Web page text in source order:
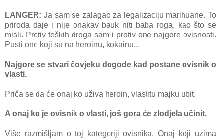
LANGER: Ja sam se zalagao za legalizaciju marihuane. To
priroda daje i nije onakav bauk niti baba roga, kao što se
misli. Protiv teških droga sam i protiv one najgore ovisnosti.
Pusti one koji su na heroinu, kokainu...
Najgore se stvari čovjeku dogode kad postane ovisnik o
vlasti.
Priča se da će onaj ko uživa heroin, vlastitu majku ubit.
A onaj ko je ovisnik o vlasti, još gora će zlodjela učinit.
Više razmišljam o toj kategoriji ovisnika. Onaj koji uzima